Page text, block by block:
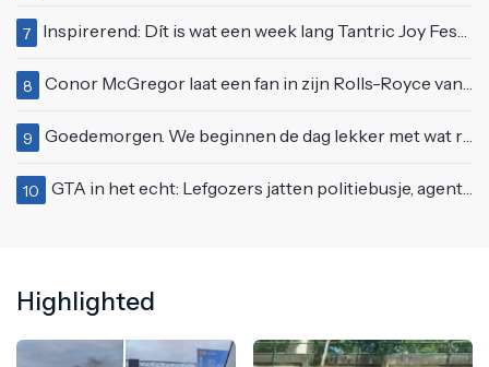
7 Inspirerend: Dít is wat een week lang Tantric Joy Festival met je doet
8 Conor McGregor laat een fan in zijn Rolls-Royce van $600.000
9 Goedemorgen. We beginnen de dag lekker met wat rek- en strekoefeningen
10 GTA in het echt: Lefgozers jatten politiebusje, agenten zetten te voet de achtervolging in!
Highlighted